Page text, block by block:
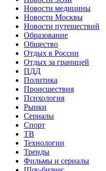
Новости медицины
Новости Москвы
Новости путешествий
Образование
Общество
Отдых в России
Отдых за границей
ПДД
Политика
Происшествия
Психология
Рынки
Сериалы
Спорт
ТВ
Технологии
Тренды
Фильмы и сериалы